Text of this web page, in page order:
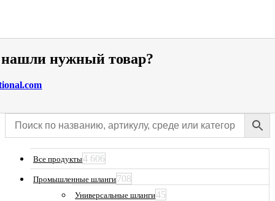
нужный товар?
Все продукты4 606
Промышленные шланги708
Универсальные шланги45